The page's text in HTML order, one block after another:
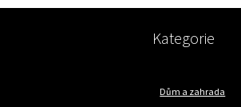
Kategorie
Dům a zahrada